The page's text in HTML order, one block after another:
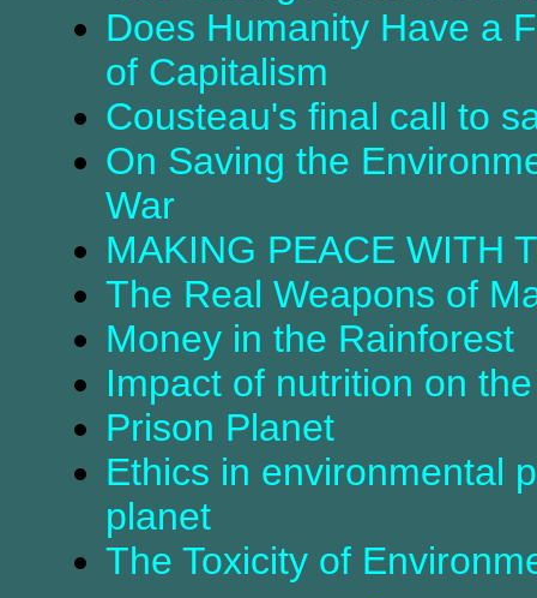
Does Humanity Have a
of Capitalism
Cousteau's final call to
On Saving the
War
MAKING PEACE WITH
The Real Weapons of
Money in the Rainforest
Impact of nutrition on
Prison Planet
Ethics in environmental
planet
The Toxicity of